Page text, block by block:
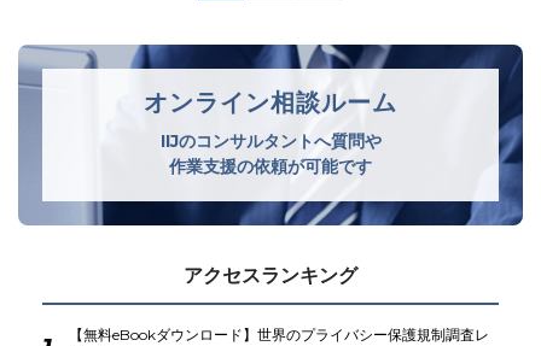
オンライン相談ルーム
IIJのコンサルタントへ質問や
作業支援の依頼が可能です
アクセスランキング
【無料eBookダウンロード】世界のプライバシー保護規制調査レ